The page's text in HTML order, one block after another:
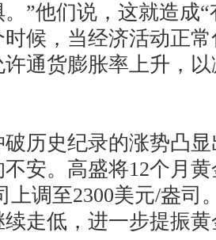
”他们说，这就造成
候，当经济活动正
通货膨胀率上升，
史纪录的涨势凸显
安。高盛将12个月
上调至2300美元/盎司
走低，进一步提振